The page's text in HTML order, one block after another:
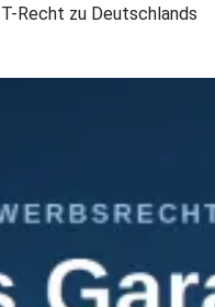
Recht zu Deutschlands